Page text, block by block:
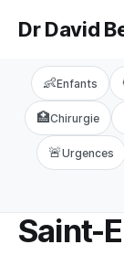
Dr David
👶Enfants
🏥Chirurgie
🚨Urgences
Saint-